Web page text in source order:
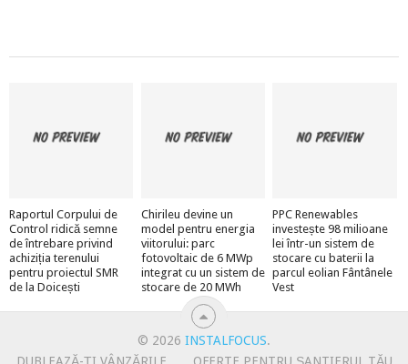
Raportul Corpului de
Control ridică semne
de întrebare privind
achiziția terenului
pentru proiectul SMR
de la Doicești
Chirileu devine un
model pentru energia
viitorului: parc
fotovoltaic de 6 MWp
integrat cu un sistem de
stocare de 20 MWh
PPC Renewables
investește 98 milioane
lei într-un sistem de
stocare cu baterii la
parcul eolian Fântânele
Vest
© 2026 INSTALFOCUS.
DUBLEAZĂ-ȚI VÂNZĂRILE
OFERTE PENTRU ȘANTIERUL TĂU